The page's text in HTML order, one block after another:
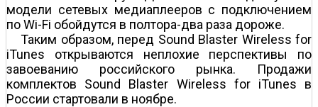
модели сетевых медиаплееров с подключением
по Wi-Fi обойдутся в полтора-два раза дороже.
Таким образом, перед Sound Blaster Wireless for
iTunes открываются неплохие перспективы по
завоеванию российского рынка. Продажи
комплектов Sound Blaster Wireless for iTunes в
России стартовали в ноябре.